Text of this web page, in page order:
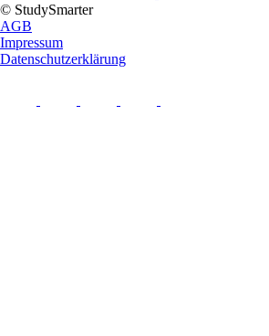
© StudySmarter
AGB
Impressum
Datenschutzerklärung